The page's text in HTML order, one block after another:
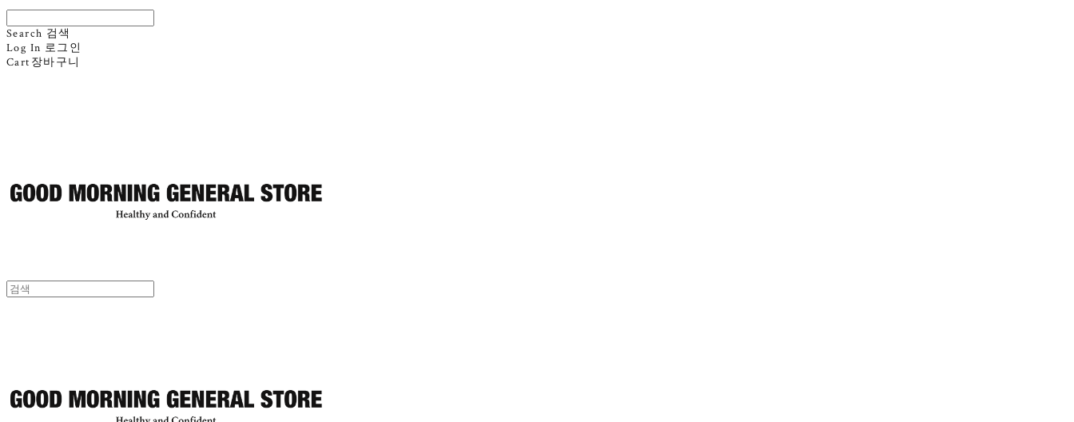
Search 검색
Log In 로그인
Cart 장바구니